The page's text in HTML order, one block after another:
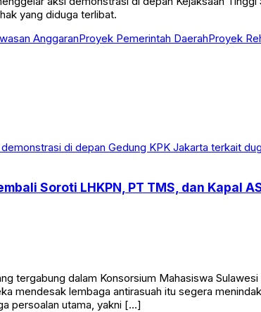
yang diduga terlibat.
AnggaranProyek Pemerintah DaerahProyek
Soroti LHKPN, PT TMS, dan Kapal
tergabung dalam Konsorsium Mahasiswa
mendesak lembaga antirasuah itu segera
persoalan utama, yakni […]